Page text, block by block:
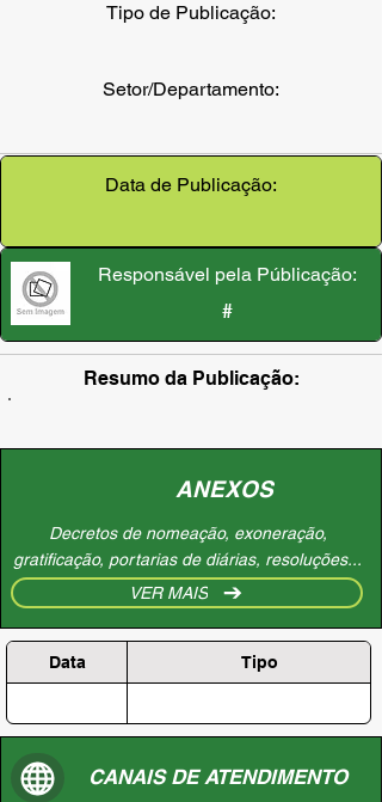
Tipo de Publicação:
Setor/Departamento:
Data de Publicação:
Responsável pela Públicação:
#
Resumo da Publicação:
ANEXOS
Decretos de nomeação, exoneração,
gratificação, portarias de diárias, resoluções...
VER MAIS
Data Tipo
CANAIS DE ATENDIMENTO